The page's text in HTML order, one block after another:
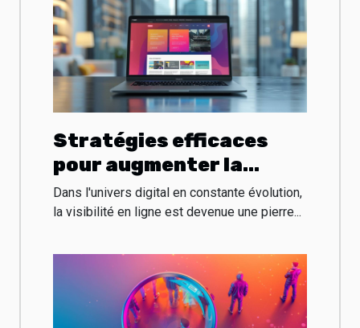
Stratégies efficaces
pour augmenter la
visibilité en ligne de
votre entreprise
Dans l'univers digital en constante évolution,
la visibilité en ligne est devenue une pierre...